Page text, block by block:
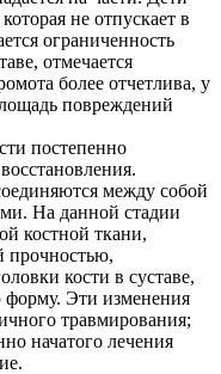
не отпускает в
ограниченность
отмечается
более отчетлива, у
повреждений
постепенно
между собой
На данной стадии
костной ткани,
прочностью,
кости в суставе,
Эти изменения
травмирования;
начатого лечения